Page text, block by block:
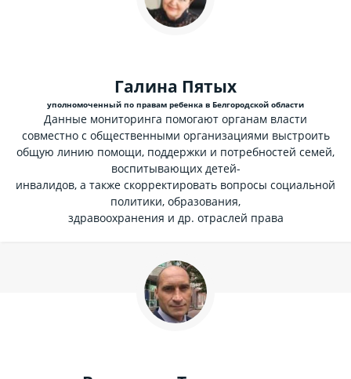
Галина Пятых
уполномоченный по правам ребенка в Белгородской области
Данные мониторинга помогают органам власти
совместно с общественными организациями выстроить
общую линию помощи, поддержки и потребностей семей,
воспитывающих детей-
инвалидов, а также скорректировать вопросы социальной
политики, образования,
здравоохранения и др. отраслей права